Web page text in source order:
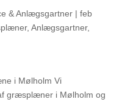
& Anlægsgartner| feb
, Anlægsgartner,
i Mølholm Vi
græsplæner i Mølholm og